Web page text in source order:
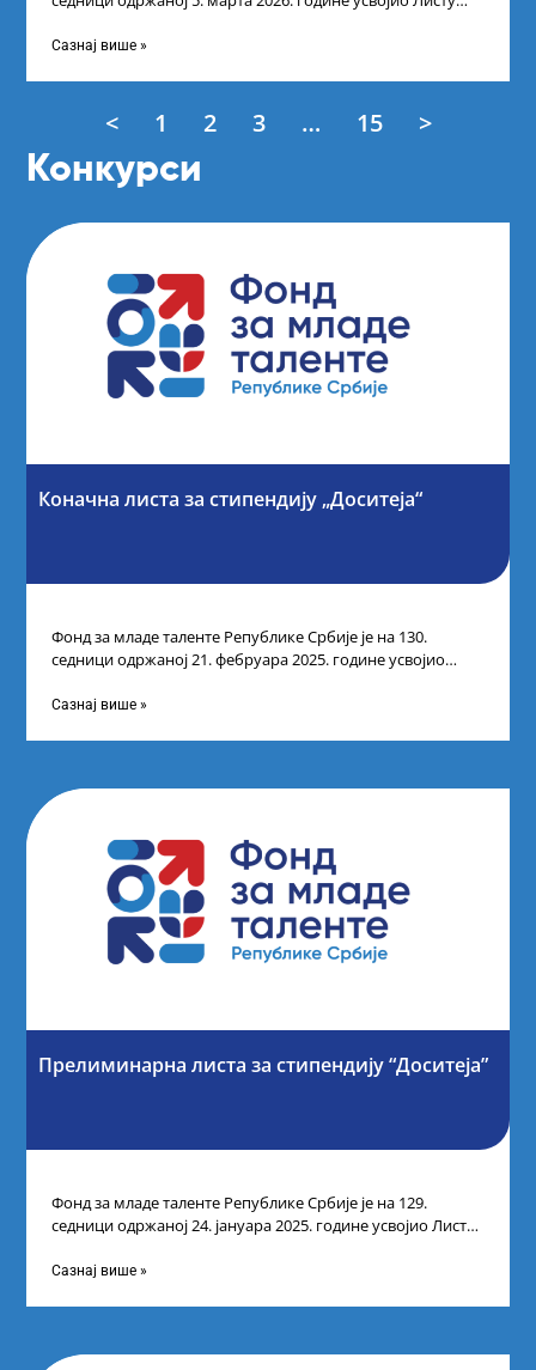
Сазнај више »
< 1 2 3 … 15 >
Конкурси
Коначна листа за стипендију „Доситеја“
Фонд за младе таленте Републике Србије је на 130.
седници одржаној 21. фебруара 2025. године усвојио
Сазнај више »
Прелиминарна листа за стипендију “Доситеја”
Фонд за младе таленте Републике Србије је на 129.
седници одржаној 24. јануара 2025. године усвојио Листу
Сазнај више »